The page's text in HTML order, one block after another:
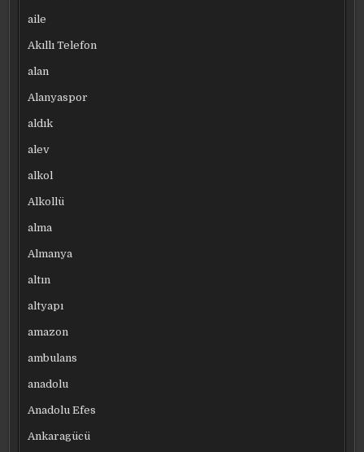
aile
Akıllı Telefon
alan
Alanyaspor
aldık
alev
alkol
Alkollü
alma
Almanya
altın
altyapı
amazon
ambulans
anadolu
Anadolu Efes
Ankaragücü